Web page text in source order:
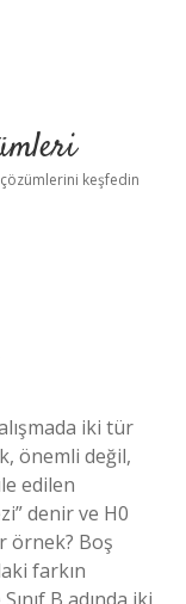
keşfedin
iki tür
önemli değil,
edilen
denir ve H0
örnek? Boş
farkın